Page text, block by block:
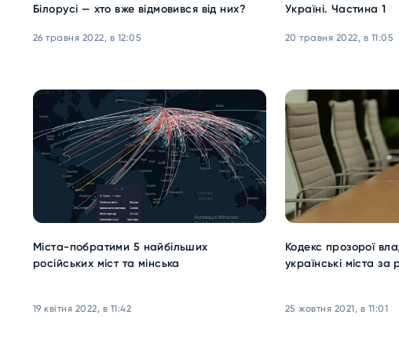
Білорусі — хто вже відмовився від них?
26 травня 2022, в 12:05
Україні. Частина 1
20 травня 2022, в 11:05
Міста-побратими 5 найбільших
російських міст та мінська
19 квітня 2022, в 11:42
Кодекс прозорої
українські міста за
25 жовтня 2021, в 11:01